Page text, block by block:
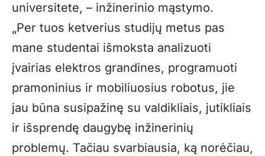
universitete, – inžinerinio mąstymo.
„Per tuos ketverius studijų metus pas
mane studentai išmoksta analizuoti
įvairias elektros grandines, programuoti
pramoninius ir mobiliuosius robotus, jie
jau būna susipažinę su valdikliais, jutikliais
ir išsprendę daugybę inžinerinių
problemų. Tačiau svarbiausia, ką norėčiau,